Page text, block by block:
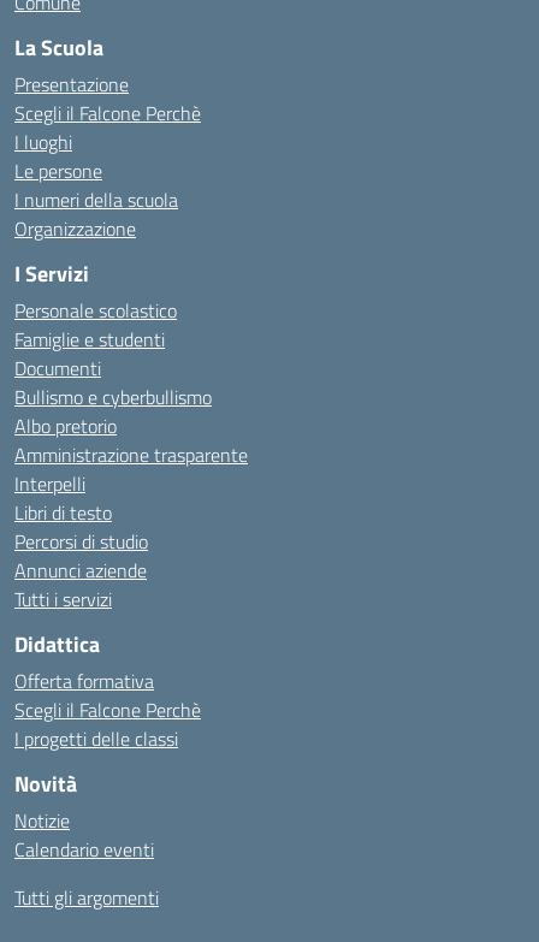
La Scuola
Presentazione
Scegli il Falcone Perchè
I luoghi
Le persone
I numeri della scuola
Organizzazione
I Servizi
Personale scolastico
Famiglie e studenti
Documenti
Bullismo e cyberbullismo
Albo pretorio
Amministrazione trasparente
Interpelli
Libri di testo
Percorsi di studio
Annunci aziende
Tutti i servizi
Didattica
Offerta formativa
Scegli il Falcone Perchè
I progetti delle classi
Novità
Notizie
Calendario eventi
Tutti gli argomenti